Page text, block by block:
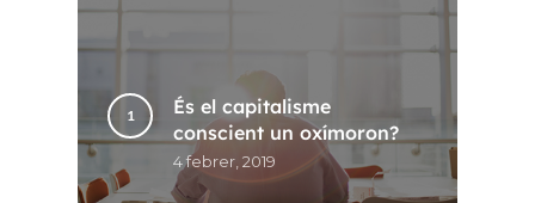
És el capitalisme
conscient un oxímoron?
4 febrer, 2019